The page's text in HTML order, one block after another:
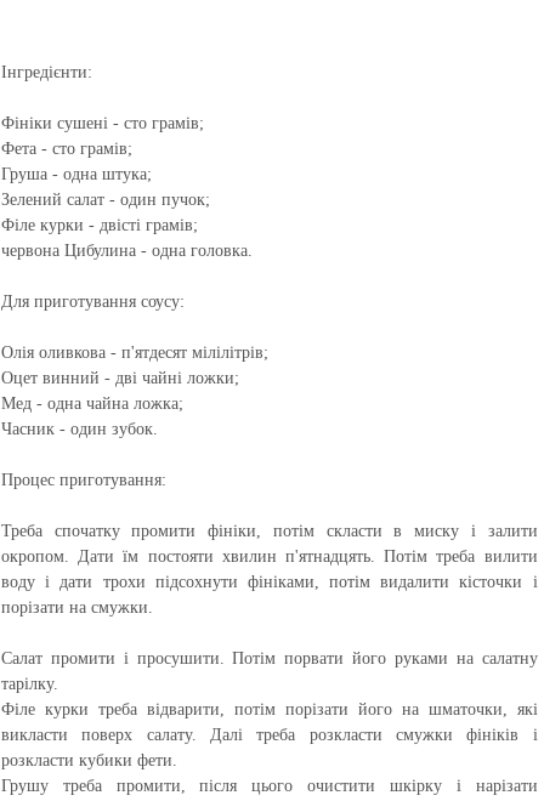
Інгредієнти:
Фініки сушені - сто грамів;
Фета - сто грамів;
Груша - одна штука;
Зелений салат - один пучок;
Філе курки - двісті грамів;
червона Цибулина - одна головка.
Для приготування соусу:
Олія оливкова - п'ятдесят мілілітрів;
Оцет винний - дві чайні ложки;
Мед - одна чайна ложка;
Часник - один зубок.
Процес приготування:
Треба спочатку промити фініки, потім скласти в миску і залити
окропом. Дати їм постояти хвилин п'ятнадцять. Потім треба вилити
воду і дати трохи підсохнути фініками, потім видалити кісточки і
порізати на смужки.
Салат промити і просушити. Потім порвати його руками на салатну
тарілку.
Філе курки треба відварити, потім порізати його на шматочки, які
викласти поверх салату. Далі треба розкласти смужки фініків і
розкласти кубики фети.
Грушу треба промити, після цього очистити шкірку і нарізати